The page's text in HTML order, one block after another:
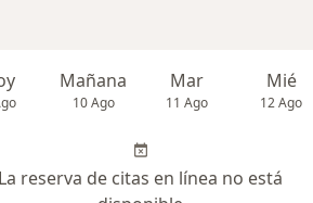
Mañana
10 Ago
Mar
11 Ago
Mié
12 Ago
La reserva de citas en línea no está